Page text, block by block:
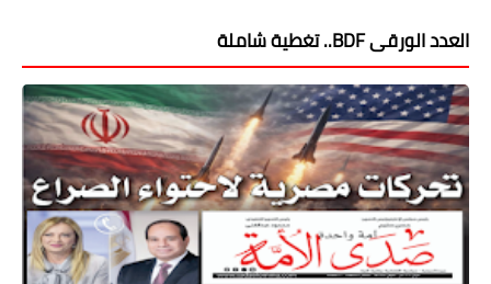
العدد الورقى BDF.. تغطية شاملة